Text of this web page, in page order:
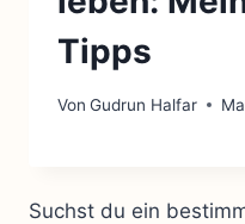
Tipps
Von Gudrun Halfar
Suchst du ein